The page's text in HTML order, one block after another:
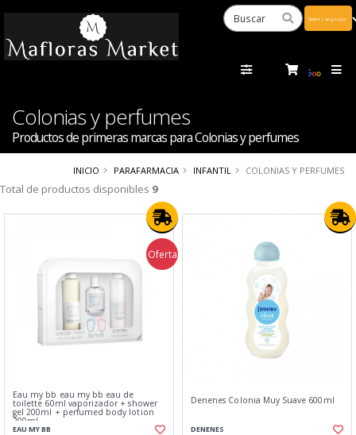
Colonias y perfumes
Productos de primeras marcas para Colonias y perfumes
INICIO PARAFARMACIA INFANTIL COLONIAS Y PERFUMES
Total de productos disponibles 9
Oferta
Eau my bb eau my bb eau de
toilette 60ml vaporizador + shower
gel 200ml + perfumed body lotion
200ml
EAU MY BB
Denenes Colonia Muy Suave 600ml
DENENES